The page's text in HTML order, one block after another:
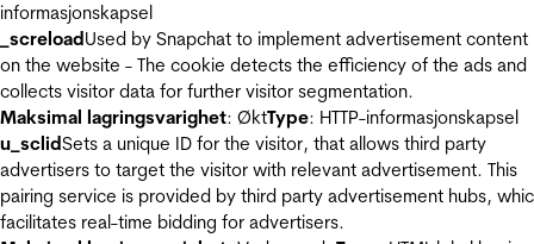
informasjonskapsel
_screloadUsed by Snapchat to implement advertisement content
on the website - The cookie detects the efficiency of the ads and
collects visitor data for further visitor segmentation.
Maksimal lagringsvarighet: ØktType: HTTP-informasjonskapsel
u_sclidSets a unique ID for the visitor, that allows third party
advertisers to target the visitor with relevant advertisement. This
pairing service is provided by third party advertisement hubs,
facilitates real-time bidding for advertisers.